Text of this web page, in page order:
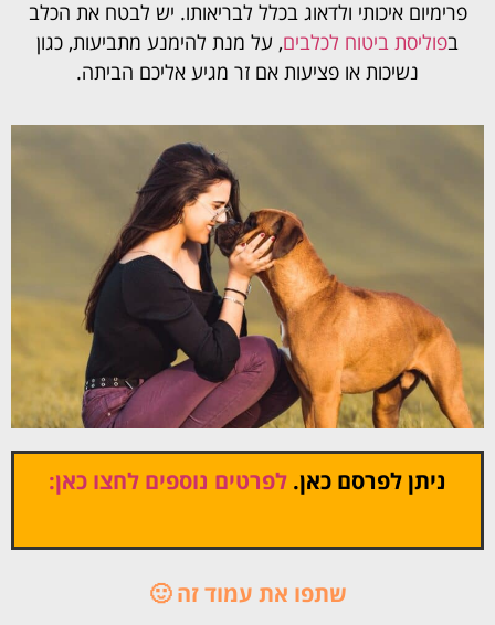
פרימיום איכותי ולדאוג בכלל לבריאותו. יש לבטח את הכלב
בפוליסת ביטוח לכלבים, על מנת להימנע מתביעות, כגון
נשיכות או פציעות אם זר מגיע אליכם הביתה.
ניתן לפרסם כאן. לפרטים נוספים לחצו כאן:
שתפו את עמוד זה 🙂